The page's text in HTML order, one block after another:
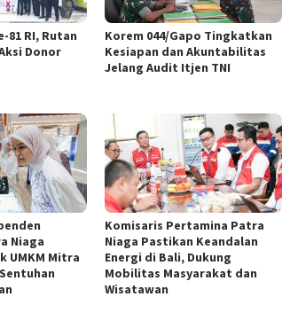
81 RI, Rutan
Donor
Korem 044/Gapo Tingkatkan
Kesiapan dan Akuntabilitas
Jelang Audit Itjen TNI
Niaga
UMKM Mitra
Komisaris Pertamina Patra
Niaga Pastikan Keandalan
Energi di Bali, Dukung
Mobilitas Masyarakat dan
Wisatawan